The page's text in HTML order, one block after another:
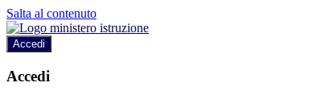
Salta al contenuto
Accedi
Accedi